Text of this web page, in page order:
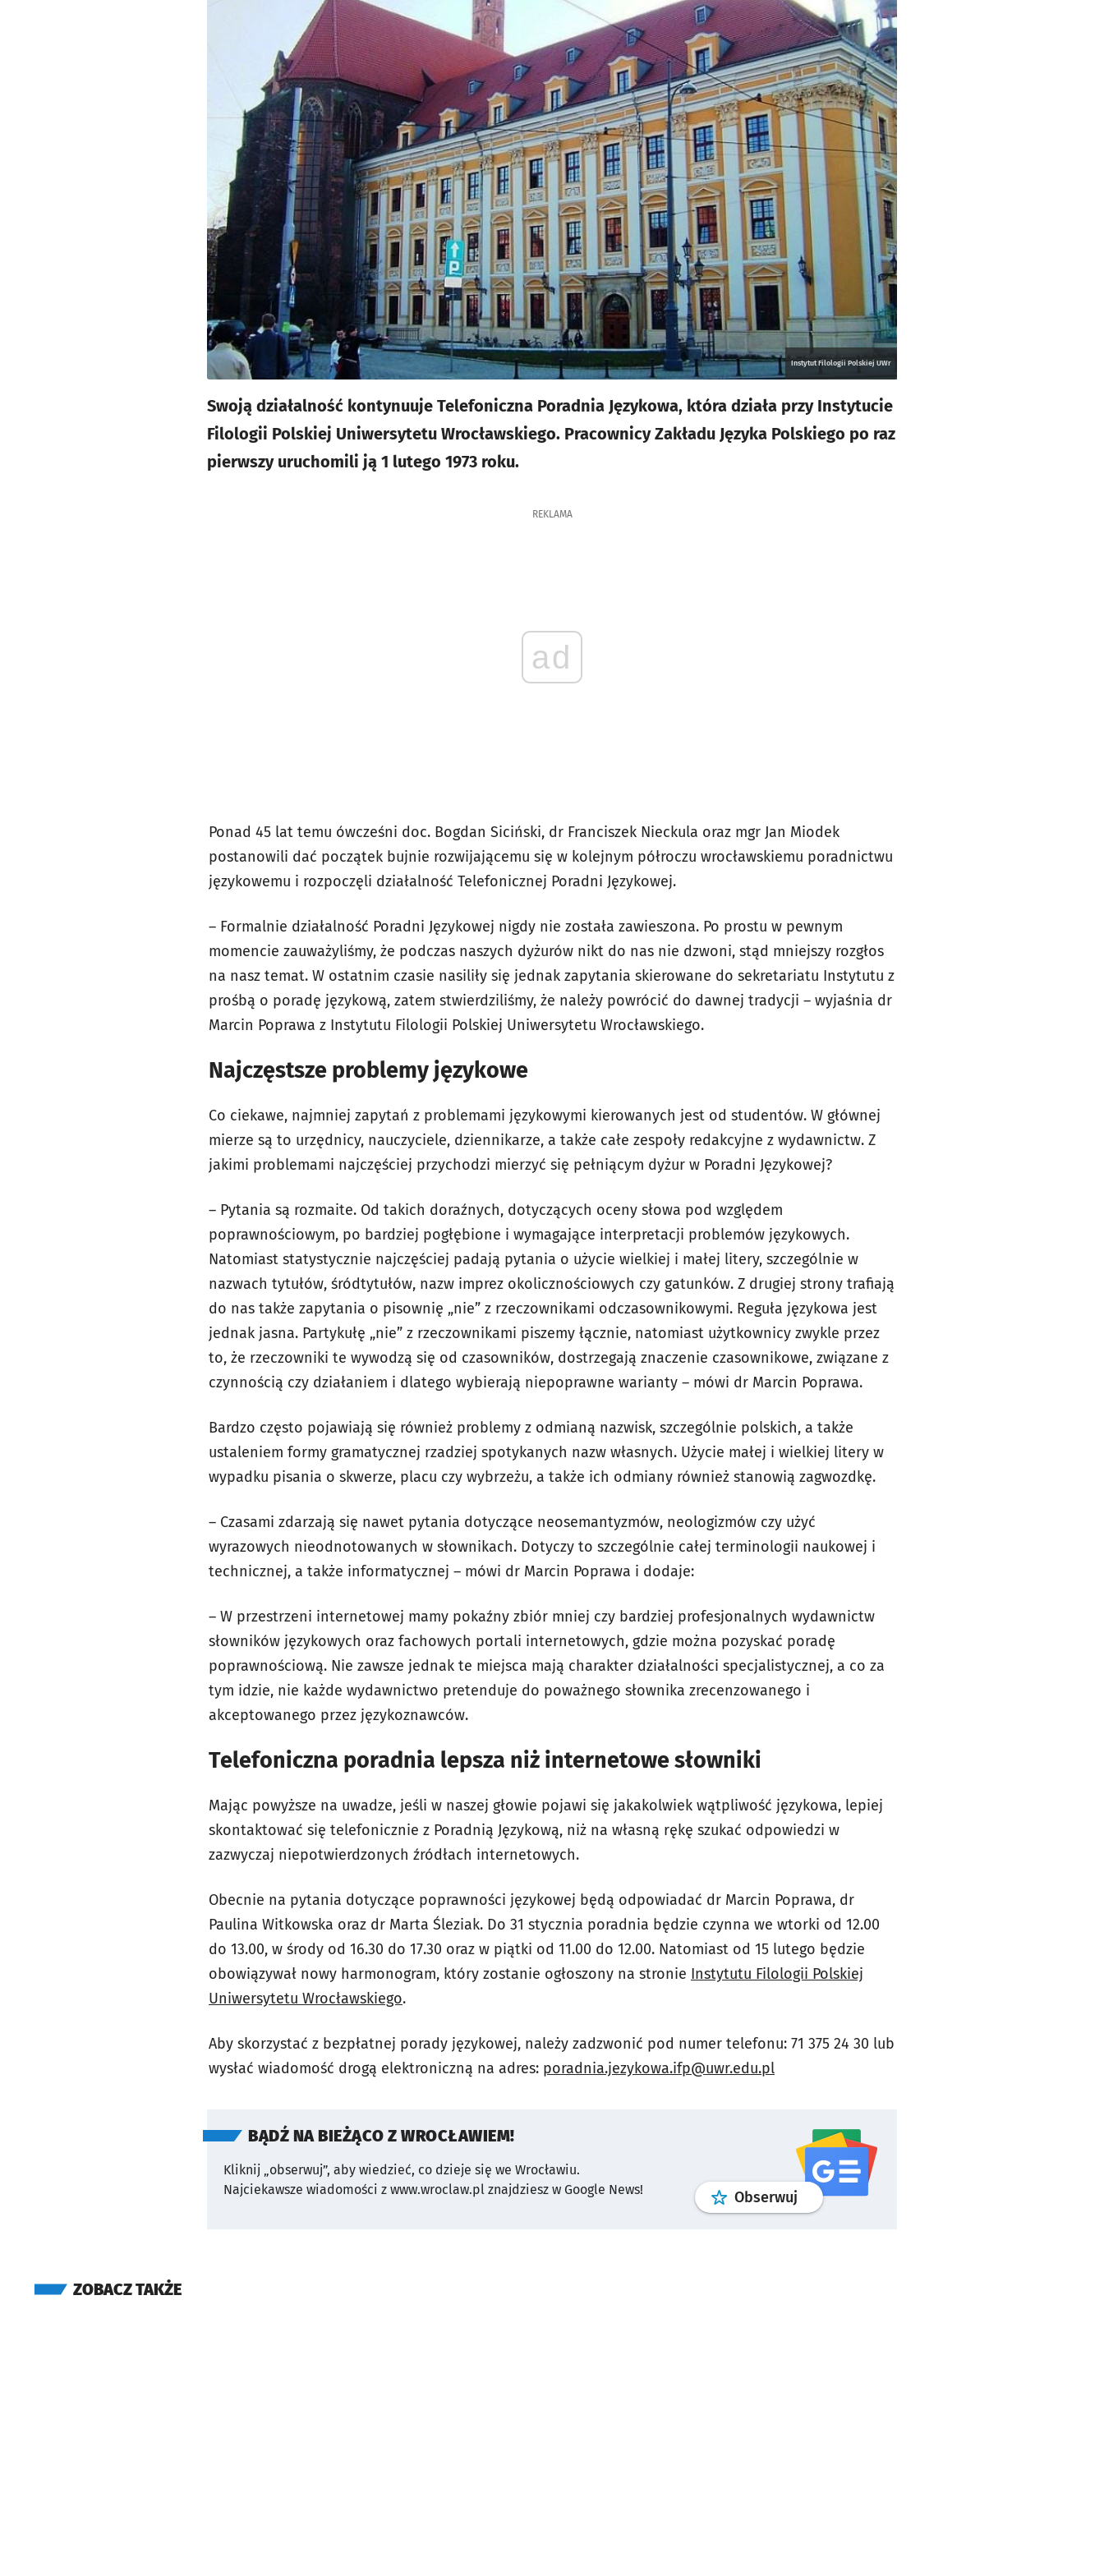
Instytut Filologii Polskiej UWr
Swoją działalność kontynuuje Telefoniczna Poradnia Językowa, która działa przy Instytucie
Filologii Polskiej Uniwersytetu Wrocławskiego. Pracownicy Zakładu Języka Polskiego po raz
pierwszy uruchomili ją 1 lutego 1973 roku.
REKLAMA
ad
Ponad 45 lat temu ówcześni doc. Bogdan Siciński, dr Franciszek Nieckula oraz mgr Jan Miodek
postanowili dać początek bujnie rozwijającemu się w kolejnym półroczu wrocławskiemu poradnictwu
językowemu i rozpoczęli działalność Telefonicznej Poradni Językowej.
– Formalnie działalność Poradni Językowej nigdy nie została zawieszona. Po prostu w pewnym
momencie zauważyliśmy, że podczas naszych dyżurów nikt do nas nie dzwoni, stąd mniejszy rozgłos
na nasz temat. W ostatnim czasie nasiliły się jednak zapytania skierowane do sekretariatu Instytutu z
prośbą o poradę językową, zatem stwierdziliśmy, że należy powrócić do dawnej tradycji – wyjaśnia dr
Marcin Poprawa z Instytutu Filologii Polskiej Uniwersytetu Wrocławskiego.
Najczęstsze problemy językowe
Co ciekawe, najmniej zapytań z problemami językowymi kierowanych jest od studentów. W głównej
mierze są to urzędnicy, nauczyciele, dziennikarze, a także całe zespoły redakcyjne z wydawnictw. Z
jakimi problemami najczęściej przychodzi mierzyć się pełniącym dyżur w Poradni Językowej?
– Pytania są rozmaite. Od takich doraźnych, dotyczących oceny słowa pod względem
poprawnościowym, po bardziej pogłębione i wymagające interpretacji problemów językowych.
Natomiast statystycznie najczęściej padają pytania o użycie wielkiej i małej litery, szczególnie w
nazwach tytułów, śródtytułów, nazw imprez okolicznościowych czy gatunków. Z drugiej strony trafiają
do nas także zapytania o pisownię „nie” z rzeczownikami odczasownikowymi. Reguła językowa jest
jednak jasna. Partykułę „nie” z rzeczownikami piszemy łącznie, natomiast użytkownicy zwykle przez
to, że rzeczowniki te wywodzą się od czasowników, dostrzegają znaczenie czasownikowe, związane z
czynnością czy działaniem i dlatego wybierają niepoprawne warianty – mówi dr Marcin Poprawa.
Bardzo często pojawiają się również problemy z odmianą nazwisk, szczególnie polskich, a także
ustaleniem formy gramatycznej rzadziej spotykanych nazw własnych. Użycie małej i wielkiej litery w
wypadku pisania o skwerze, placu czy wybrzeżu, a także ich odmiany również stanowią zagwozdkę.
– Czasami zdarzają się nawet pytania dotyczące neosemantyzmów, neologizmów czy użyć
wyrazowych nieodnotowanych w słownikach. Dotyczy to szczególnie całej terminologii naukowej i
technicznej, a także informatycznej – mówi dr Marcin Poprawa i dodaje:
– W przestrzeni internetowej mamy pokaźny zbiór mniej czy bardziej profesjonalnych wydawnictw
słowników językowych oraz fachowych portali internetowych, gdzie można pozyskać poradę
poprawnościową. Nie zawsze jednak te miejsca mają charakter działalności specjalistycznej, a co za
tym idzie, nie każde wydawnictwo pretenduje do poważnego słownika zrecenzowanego i
akceptowanego przez językoznawców.
Telefoniczna poradnia lepsza niż internetowe słowniki
Mając powyższe na uwadze, jeśli w naszej głowie pojawi się jakakolwiek wątpliwość językowa, lepiej
skontaktować się telefonicznie z Poradnią Językową, niż na własną rękę szukać odpowiedzi w
zazwyczaj niepotwierdzonych źródłach internetowych.
Obecnie na pytania dotyczące poprawności językowej będą odpowiadać dr Marcin Poprawa, dr
Paulina Witkowska oraz dr Marta Śleziak. Do 31 stycznia poradnia będzie czynna we wtorki od 12.00
do 13.00, w środy od 16.30 do 17.30 oraz w piątki od 11.00 do 12.00. Natomiast od 15 lutego będzie
obowiązywał nowy harmonogram, który zostanie ogłoszony na stronie Instytutu Filologii Polskiej
Uniwersytetu Wrocławskiego.
Aby skorzystać z bezpłatnej porady językowej, należy zadzwonić pod numer telefonu: 71 375 24 30 lub
wysłać wiadomość drogą elektroniczną na adres: poradnia.jezykowa.ifp@uwr.edu.pl
BĄDŹ NA BIEŻĄCO Z WROCŁAWIEM!
Kliknij „obserwuj”, aby wiedzieć, co dzieje się we Wrocławiu.
Najciekawsze wiadomości z www.wroclaw.pl znajdziesz w Google News!
Obserwuj profilgoogle news
ZOBACZ TAKŻE